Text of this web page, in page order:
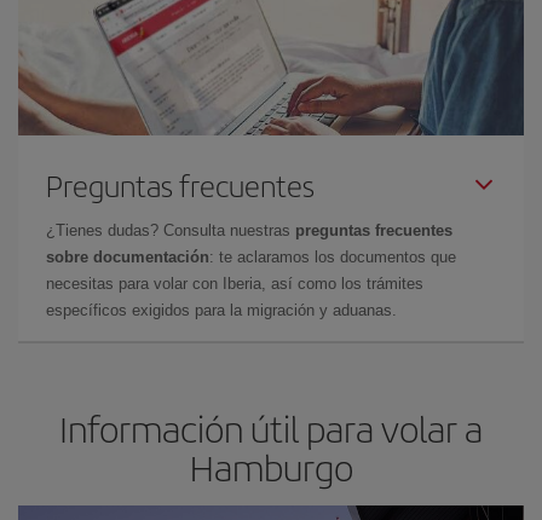
Preguntas frecuentes
¿Tienes dudas? Consulta nuestras preguntas frecuentes
sobre documentación: te aclaramos los documentos que
necesitas para volar con Iberia, así como los trámites
específicos exigidos para la migración y aduanas.
Información útil para volar a
Hamburgo